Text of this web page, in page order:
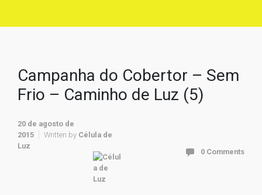
Campanha do Cobertor – Sem
Frio – Caminho de Luz (5)
20 de agosto de
2015
Written by Célula de
Luz
0 Comments